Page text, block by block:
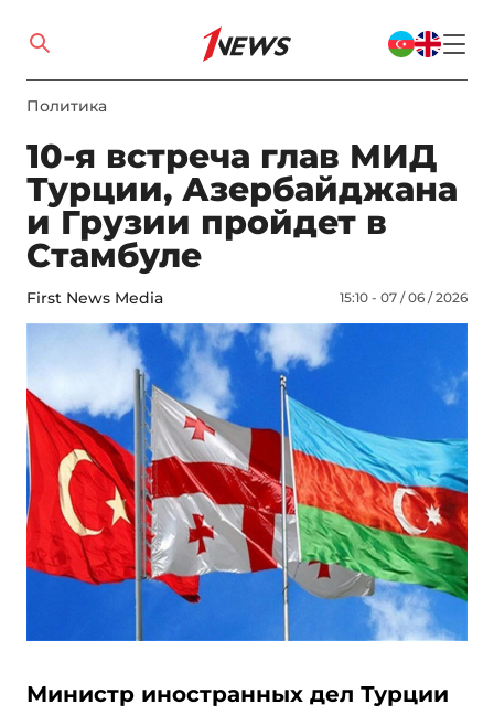
Политика
10-я встреча глав МИД
Турции, Азербайджана
и Грузии пройдет в
Стамбуле
First News Media 15:10 - 07 / 06 / 2026
Министр иностранных дел Турции